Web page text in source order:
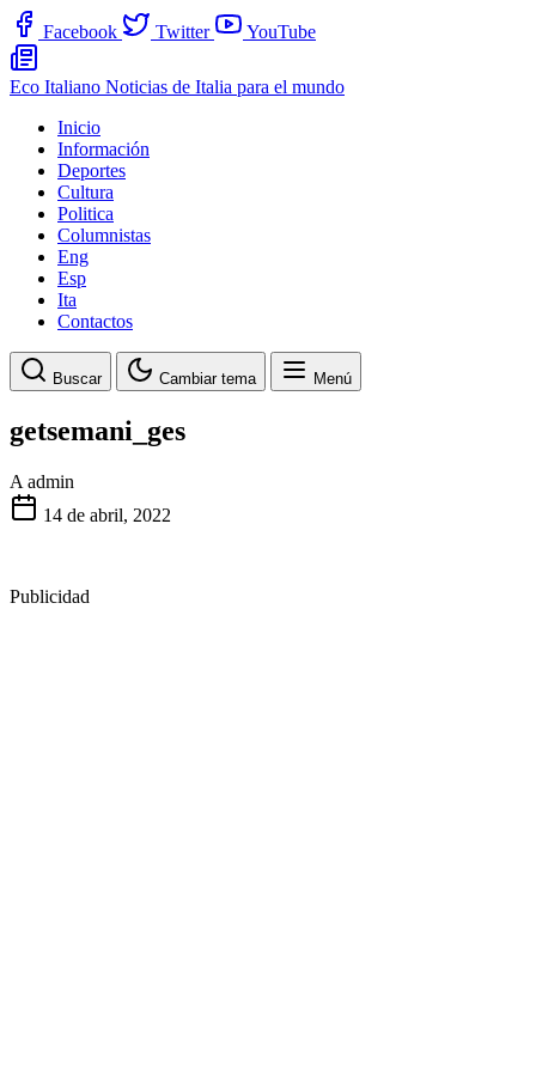
Facebook Twitter YouTube
Eco Italiano Noticias de Italia para el mundo
Inicio
Información
Deportes
Cultura
Politica
Columnistas
Eng
Esp
Ita
Contactos
Buscar Cambiar tema Menú
getsemani_ges
A admin
14 de abril, 2022
Publicidad